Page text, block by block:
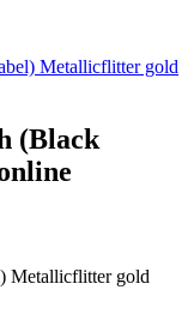
Metallicflitter gold
(Black